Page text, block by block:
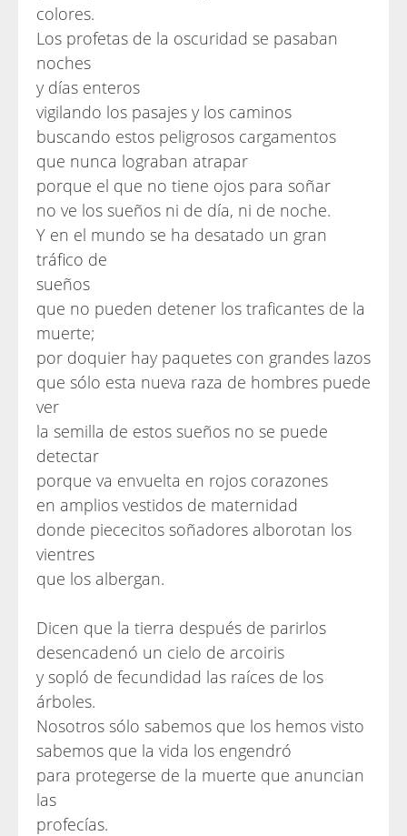
colores.
Los profetas de la oscuridad se pasaban
noches
y días enteros
vigilando los pasajes y los caminos
buscando estos peligrosos cargamentos
que nunca lograban atrapar
porque el que no tiene ojos para soñar
no ve los sueños ni de día, ni de noche.
Y en el mundo se ha desatado un gran
tráfico de
sueños
que no pueden detener los traficantes de la
muerte;
por doquier hay paquetes con grandes lazos
que sólo esta nueva raza de hombres puede
ver
la semilla de estos sueños no se puede
detectar
porque va envuelta en rojos corazones
en amplios vestidos de maternidad
donde piececitos soñadores alborotan los
vientres
que los albergan.
Dicen que la tierra después de parirlos
desencadenó un cielo de arcoiris
y sopló de fecundidad las raíces de los
árboles.
Nosotros sólo sabemos que los hemos visto
sabemos que la vida los engendró
para protegerse de la muerte que anuncian
las
profecías.